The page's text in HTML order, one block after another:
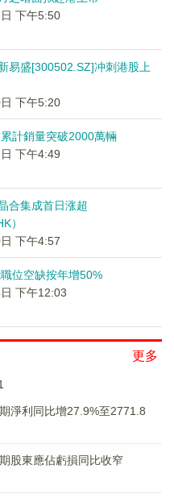
下午5:50
易盛[300502.SZ]冲刺港股上
下午5:20
計銷量突破2000萬輛
下午4:49
合集成首日涨超
）
下午4:57
位空缺按年增50%
下午12:03
更多
淨利同比增27.9%至2771.8
股東應佔虧損同比收窄